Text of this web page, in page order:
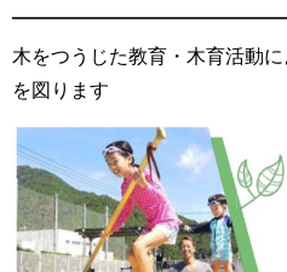
木をつうじた教育・木育活動
を図ります